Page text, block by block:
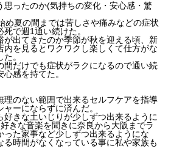
ったのか(気持ちの変化・安心感・驚
め夏の間までは苦しさや痛みなどの症状
で週1通い続けた。
が出てきたのか季節が秋を迎える頃、新
内を見るとワクワクし楽しくて仕方がな
。
間だけでも症状がラクになるので通い続
感を持てた。
理のない範囲で出来るセルフケアを指導
ーにならずに済んだ。
好きな土いじりが少しずつ出来るように
きな音楽を聞きに奈良から大阪までラ
った家事など少しずつ出来るようにな
る時間がなくなっている事に私や家族も